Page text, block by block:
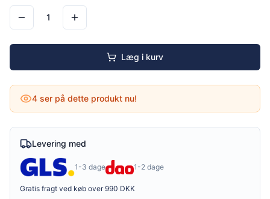
1
Læg i kurv
4 ser på dette produkt nu!
Levering med
1-3 dage 1-2 dage
Gratis fragt ved køb over 990 DKK